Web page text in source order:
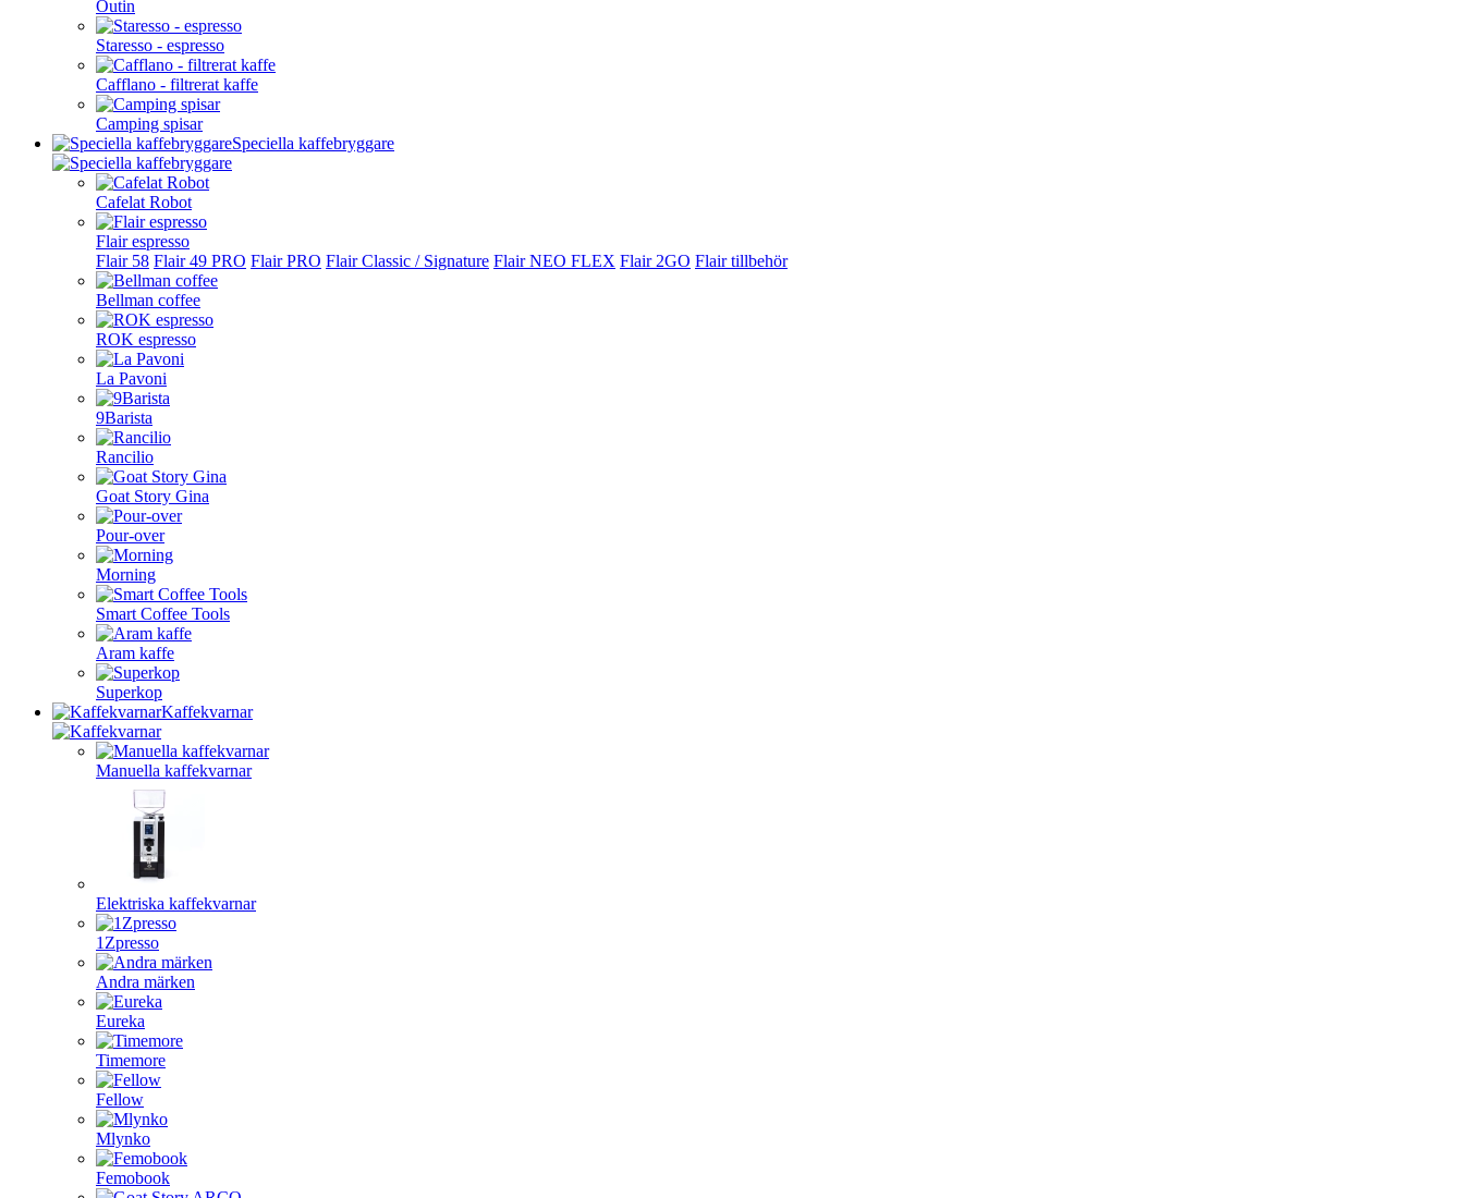
Outin
Staresso - espresso
Cafflano - filtrerat kaffe
Camping spisar
Speciella kaffebryggare
Cafelat Robot
Flair espresso
Flair 58 Flair 49 PRO Flair PRO Flair Classic / Signature Flair NEO FLEX Flair 2GO Flair tillbehör
Bellman coffee
ROK espresso
La Pavoni
9Barista
Rancilio
Goat Story Gina
Pour-over
Morning
Smart Coffee Tools
Aram kaffe
Superkop
Kaffekvarnar
Manuella kaffekvarnar
Elektriska kaffekvarnar
1Zpresso
Andra märken
Eureka
Timemore
Fellow
Mlynko
Femobook